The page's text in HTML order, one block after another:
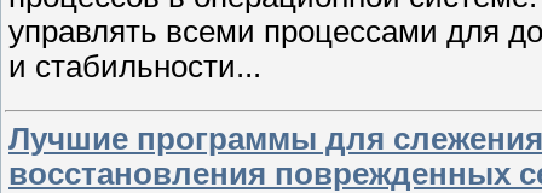
управлять всеми процессами для
и стабильности...
Лучшие программы для
восстановления поврежденных